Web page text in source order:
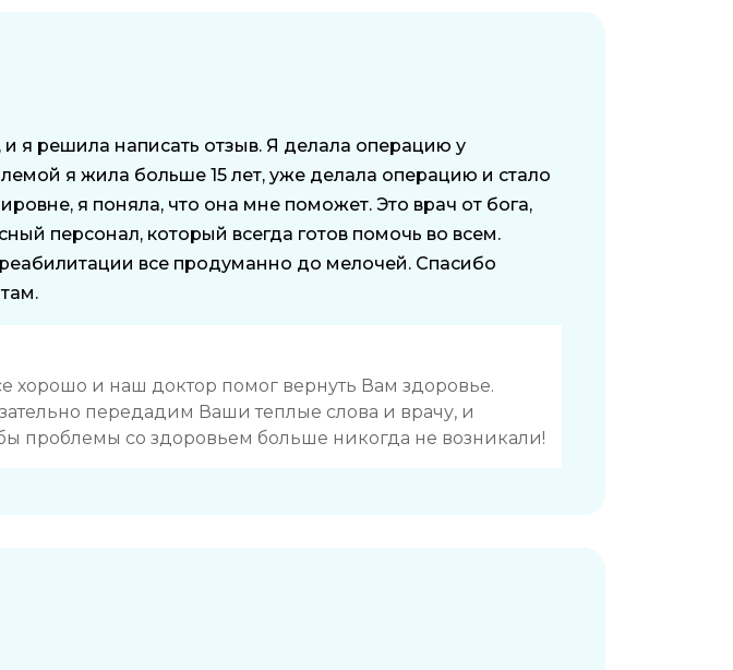
я решила написать отзыв. Я делала операцию у
я жила больше 15 лет, уже делала операцию и стало
я поняла, что она мне поможет. Это врач от бога,
персонал, который всегда готов помочь во всем.
все продуманно до мелочей. Спасибо
и наш доктор помог вернуть Вам здоровье.
передадим Ваши теплые слова и врачу, и
проблемы со здоровьем больше никогда не возникали!